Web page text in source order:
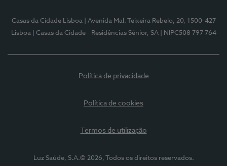
Casas da Cidade Lisboa
| Avenida Mal. Teixeira Rebelo, 20, 1500-427
Lisboa
| Casas da Cidade - Residências Sénior, SA | NIPC508 797 764
Política de privacidade
Política de cookies
Termos de utilização
Luz Saúde, S.A.© 2026, Todos os direitos reservados.